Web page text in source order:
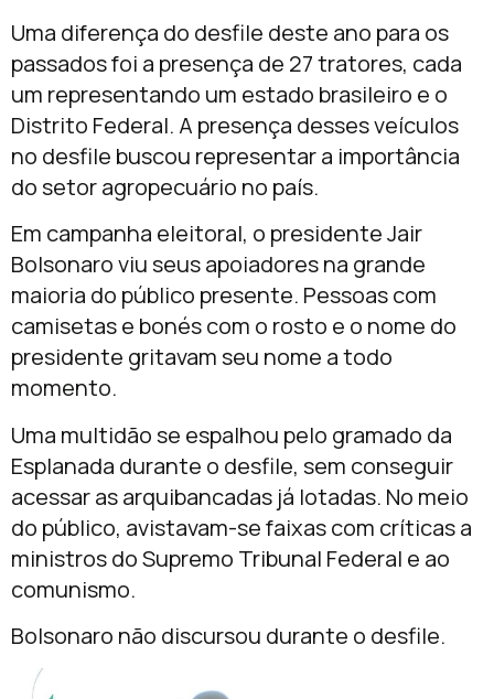
Uma diferença do desfile deste ano para os
passados foi a presença de 27 tratores, cada
um representando um estado brasileiro e o
Distrito Federal. A presença desses veículos
no desfile buscou representar a importância
do setor agropecuário no país.
Em campanha eleitoral, o presidente Jair
Bolsonaro viu seus apoiadores na grande
maioria do público presente. Pessoas com
camisetas e bonés com o rosto e o nome do
presidente gritavam seu nome a todo
momento.
Uma multidão se espalhou pelo gramado da
Esplanada durante o desfile, sem conseguir
acessar as arquibancadas já lotadas. No meio
do público, avistavam-se faixas com críticas a
ministros do Supremo Tribunal Federal e ao
comunismo.
Bolsonaro não discursou durante o desfile.